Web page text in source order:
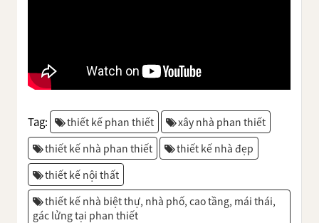
Tag: thiết kế phan thiết
xây nhà phan thiết
thiết kế nhà phan thiết
thiết kế nhà đẹp
thiết kế nội thất
thiết kế nhà biệt thự, nhà phố, cao tầng, mái thái,
gác lửng tại phan thiết